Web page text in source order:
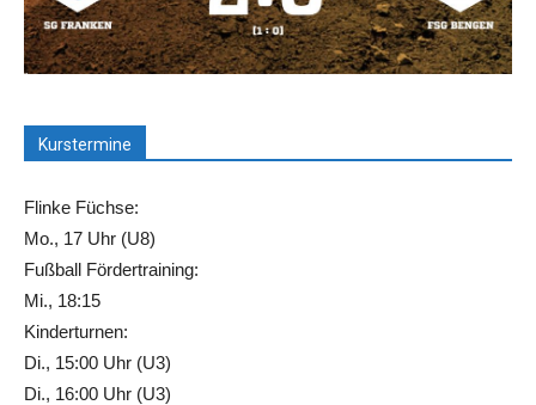
Kurstermine
Flinke Füchse:
Mo., 17 Uhr (U8)
Fußball Fördertraining:
Mi., 18:15
Kinderturnen:
Di., 15:00 Uhr (U3)
Di., 16:00 Uhr (U3)